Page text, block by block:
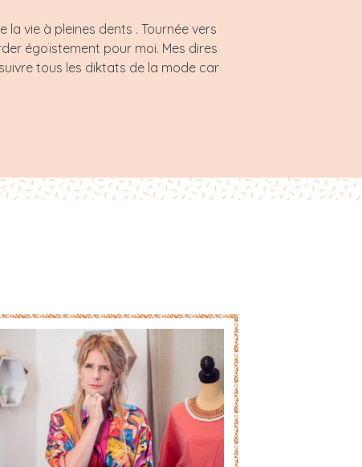
vie à pleines dents . Tournée vers
égoïstement pour moi. Mes dires
tous les diktats de la mode car